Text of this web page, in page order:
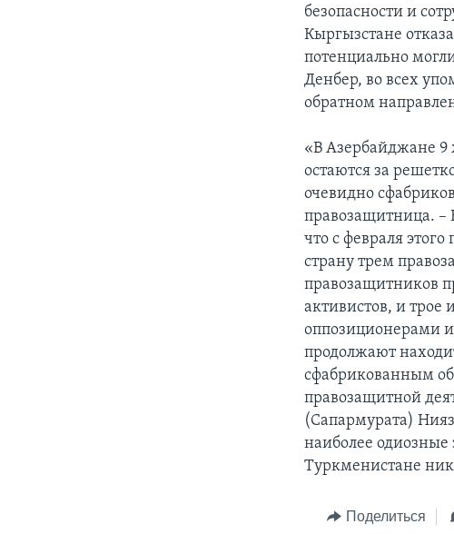
безопасности и
Кыргызстане
потенциально
Денбер, во всех
обратном
«В Азербайджане 9
остаются за
очевидно
правозащитница. –
что с февраля
страну трем
правозащитников
активистов, и трое
оппозиционерами и
продолжают
сфабрикованным
правозащитной
(Сапармурата)
наиболее
Туркменистане
Поделиться